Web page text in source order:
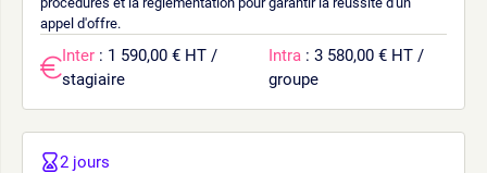
appel d'offre.
Inter : 1 590,00 € HT /
stagiaire
Intra : 3 580,00 € HT /
groupe
2 jours